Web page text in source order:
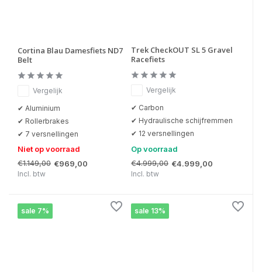
Cortina Blau Damesfiets ND7
Belt
Vergelijk
✔ Aluminium
✔ Rollerbrakes
✔ 7 versnellingen
Niet op voorraad
€1.149,00 €969,00
Incl. btw
Trek CheckOUT SL 5 Gravel
Racefiets
Vergelijk
✔ Carbon
✔ Hydraulische schijfremmen
✔ 12 versnellingen
Op voorraad
€4.999,00 €4.999,00
Incl. btw
sale 7% sale 13%